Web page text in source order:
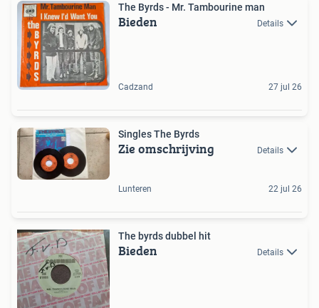
The Byrds - Mr. Tambourine man
Bieden Details
Cadzand 27 jul 26
Singles The Byrds
Zie omschrijving Details
Lunteren 22 jul 26
The byrds dubbel hit
Bieden Details